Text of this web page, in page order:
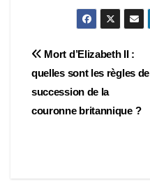
Navigation
de
l’article
Mort d’Elizabeth II :
quelles sont les règles de
succession de la
couronne britannique ?